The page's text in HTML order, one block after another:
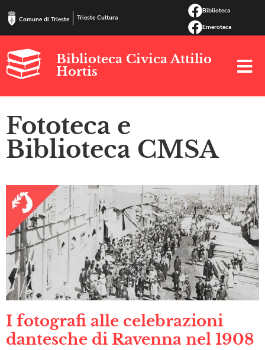
Comune di Trieste Trieste Cultura
Biblioteca
Emeroteca
Biblioteca Civica Attilio
Hortis
Fototeca e
Biblioteca CMSA
I fotografi alle celebrazioni
dantesche di Ravenna nel 1908